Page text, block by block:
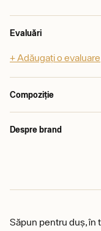
Evaluări
+ Adăugați o evaluare
Compoziție
Despre brand
Săpun pentru duș, în